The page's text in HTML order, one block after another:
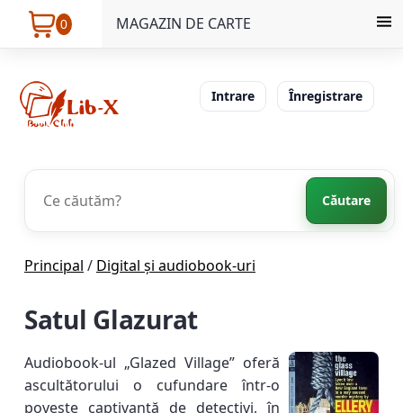
0 MAGAZIN DE CARTE
Intrare Înregistrare
Căutare
Principal / Digital și audiobook-uri
Satul Glazurat
Audiobook-ul „Glazed Village” oferă
ascultătorului o cufundare într-o
poveste captivantă de detectivi, în